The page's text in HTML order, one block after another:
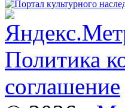
Политика
соглашение